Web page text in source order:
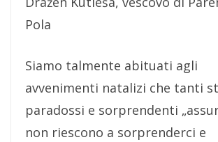
Pola
Siamo talmente abituati agli
avvenimenti natalizi che tanti
paradossi e sorprendenti
non riescono a sorprenderci e